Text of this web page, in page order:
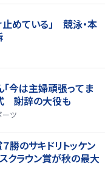
めている」 競泳・本
「今は主婦頑張ってま
謝辞の大役も
ーツ
勝のサキドリトッケン
クラウン賞が秋の最大